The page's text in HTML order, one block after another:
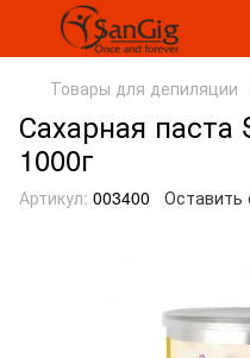
Товары для депиляции
Сахарная паста
1000г
Артикул: 003400 Оставить